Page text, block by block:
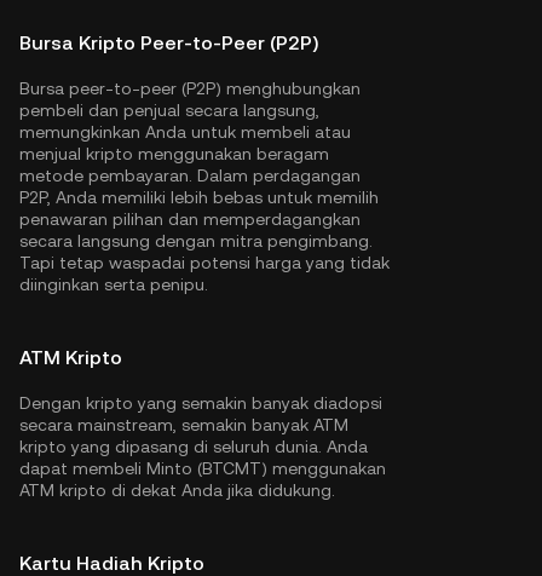
Bursa Kripto Peer-to-Peer (P2P)
Bursa peer-to-peer (P2P) menghubungkan
pembeli dan penjual secara langsung,
memungkinkan Anda untuk membeli atau
menjual kripto menggunakan beragam
metode pembayaran. Dalam perdagangan
P2P, Anda memiliki lebih bebas untuk memilih
penawaran pilihan dan memperdagangkan
secara langsung dengan mitra pengimbang.
Tapi tetap waspadai potensi harga yang tidak
diinginkan serta penipu.
ATM Kripto
Dengan kripto yang semakin banyak diadopsi
secara mainstream, semakin banyak ATM
kripto yang dipasang di seluruh dunia. Anda
dapat membeli Minto (BTCMT) menggunakan
ATM kripto di dekat Anda jika didukung.
Kartu Hadiah Kripto